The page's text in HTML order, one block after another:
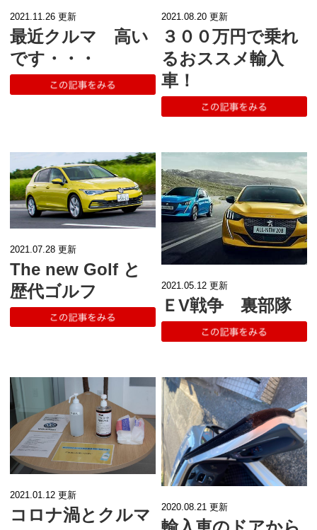
2021.11.26 更新
最近クルマ 高い
です・・・
2021.08.20 更新
３００万円で乗れ
るおススメ輸入
車！
2021.07.28 更新
The new Golf と
歴代ゴルフ
2021.05.12 更新
ＥV戦争 裏部隊
2021.01.12 更新
コロナ渦とクルマ 2020.08.21 更新